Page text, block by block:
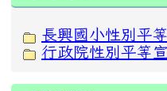
長興國小性別平
行政院性別平等